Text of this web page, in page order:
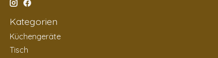
Kategorien
Küchengeräte
Tisch